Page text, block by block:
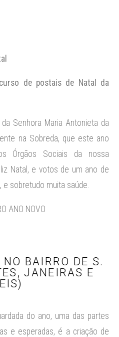
de postais de Natal da
Senhora Maria Antonieta da
na Sobreda, que este ano
Órgãos Sociais da nossa
Natal, e votos de um ano de
sobretudo muita saúde.
ANO NOVO
BAIRRO DE S.
JANEIRAS E
do ano, uma das partes
e esperadas, é a criação de